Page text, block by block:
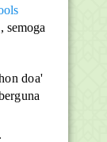
, semoga
doa'